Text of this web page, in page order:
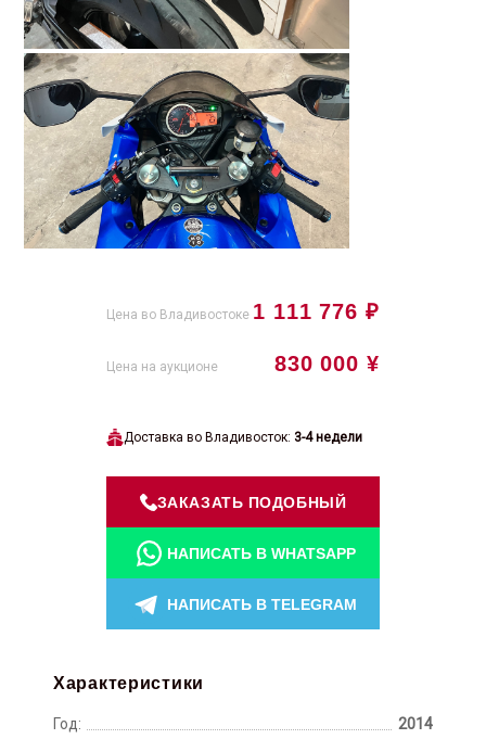
1 111 776 ₽
Цена во Владивостоке
830 000 ¥
Цена на аукционе
Доставка во Владивосток: 3-4 недели
ЗАКАЗАТЬ ПОДОБНЫЙ
НАПИСАТЬ В WHATSAPP
НАПИСАТЬ В TELEGRAM
Характеристики
Год:
2014